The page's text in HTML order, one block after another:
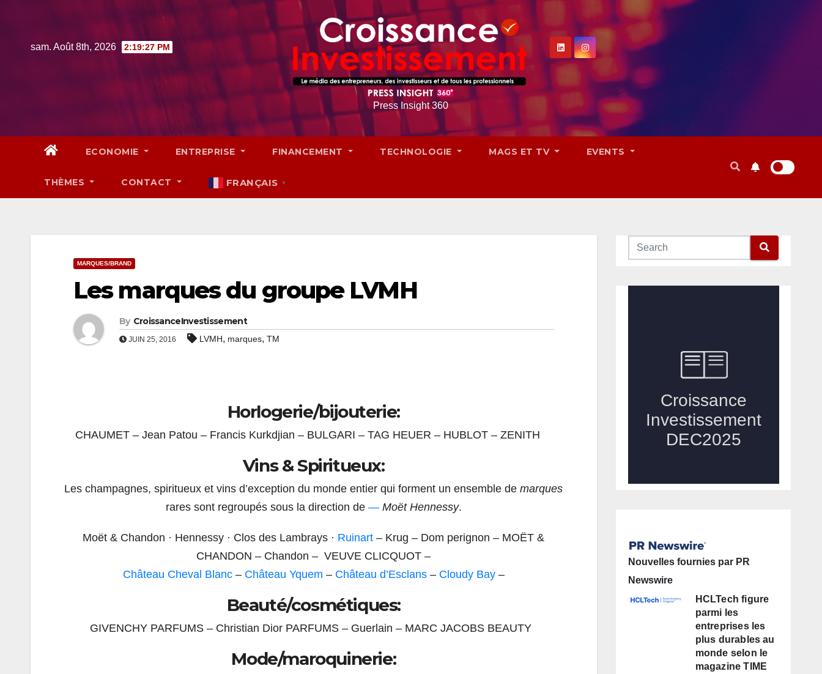
contentsam. Août 8th, 2026 2:19:28 PM
Press Insight 360
ECONOMIE ENTREPRISE FINANCEMENT TECHNOLOGIE MAGS ET TV EVENTS
THÈMES CONTACT FRANÇAIS ▼
MARQUES/BRAND
Les marques du groupe LVMH
By CroissanceInvestissement
JUIN 25, 2016 LVMH, marques, TM
Horlogerie/bijouterie:
CHAUMET – Jean Patou – Francis Kurkdjian – BULGARI – TAG HEUER – HUBLOT – ZENITH
Vins & Spiritueux:
Les champagnes, spiritueux et vins d’exception du monde entier qui forment un ensemble demarques
rares sont regroupés sous la direction de —Moët Hennessy.
Moët & Chandon · ‎Hennessy · ‎Clos des Lambrays · ‎ Ruinart – Krug – Dom perignon – MOËT &
CHANDON – Chandon – VEUVE CLICQUOT –
Château Cheval Blanc– Château Yquem – Château d’Esclans– Cloudy Bay–
Beauté/cosmétiques:
GIVENCHY PARFUMS – Christian Dior PARFUMS – Guerlain – MARC JACOBS BEAUTY
Mode/maroquinerie:
Nouvelles fournies par PR
Newswire
HCLTech figure
parmi les
entreprises les
plus durables au
monde selon le
magazine TIME